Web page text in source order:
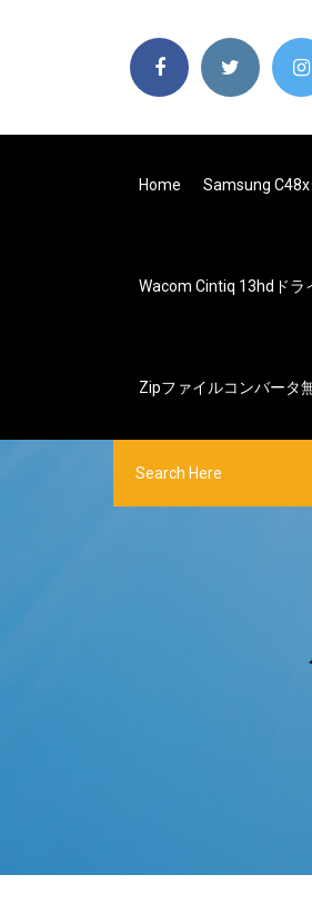
Home Samsung
Wacom Cintiq 13hdドラ
Zipファイルコンバータ